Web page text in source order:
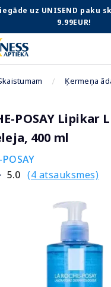
piegāde uz UNISEND
9.99EUR!
Ķermeņa
POSAY Lipikar
400 ml
5.0 (4 atsauksmes)